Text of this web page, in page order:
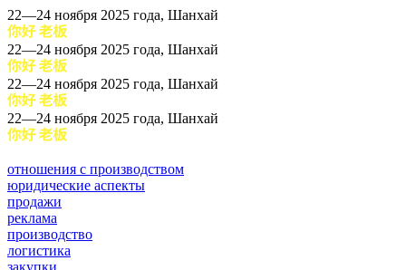
22—24 ноября 2025 года, Шанхай
22—24 ноября 2025 года, Шанхай
22—24 ноября 2025 года, Шанхай
22—24 ноября 2025 года, Шанхай
отношения с производством
юридические аспекты
продажи
реклама
производство
логистика
закупки